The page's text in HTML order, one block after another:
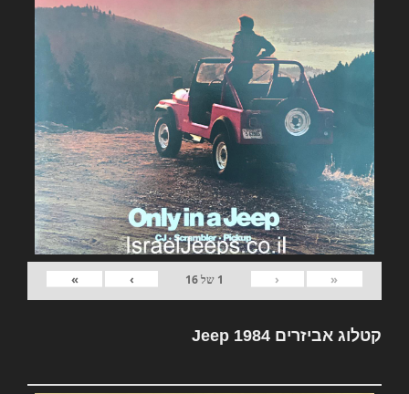
«
‹
1 של16
›
»
קטלוג אביזרים Jeep 1984